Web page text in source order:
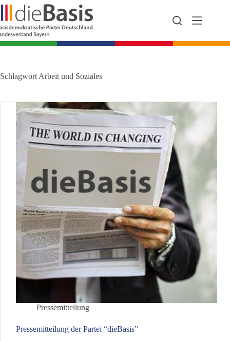
Zum
Inhalt
springen
Schlagwort Arbeit und Soziales
Pressemitteilung
Pressemitteilung der Partei “dieBasis”